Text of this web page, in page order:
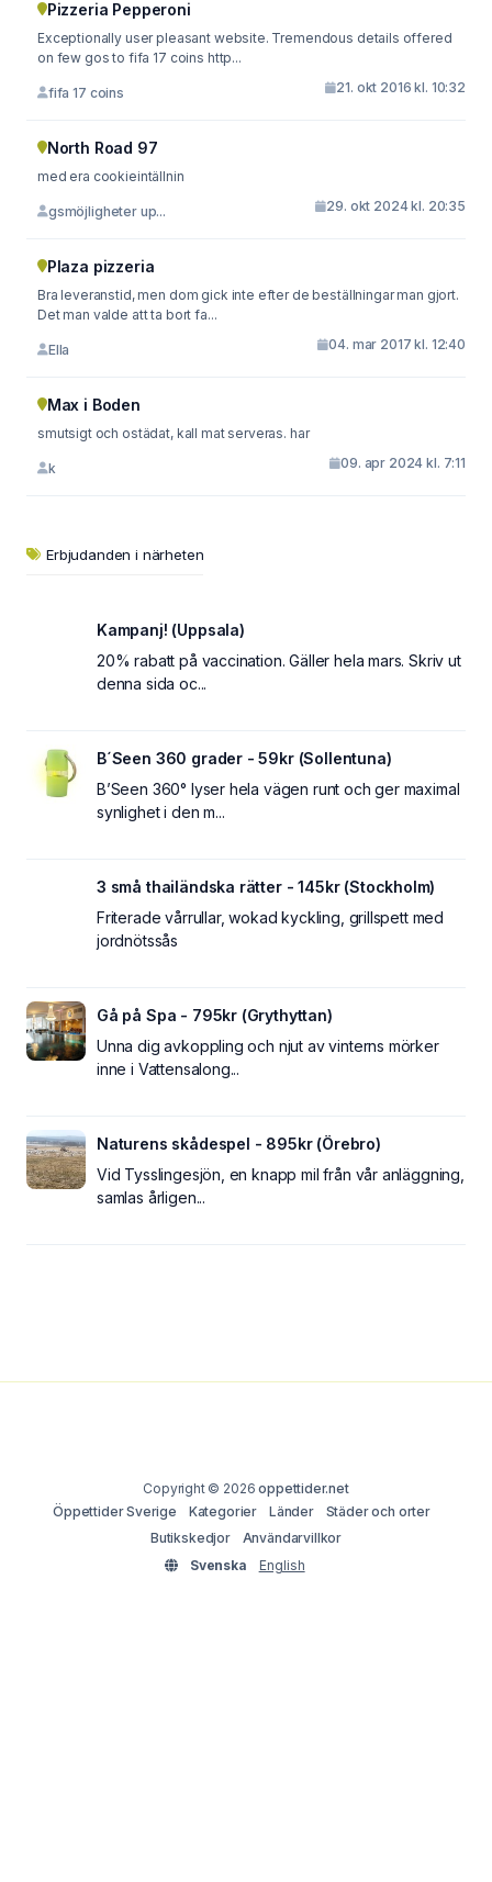
Pizzeria Pepperoni
Exceptionally user pleasant website. Tremendous details offered
on few gos to fifa 17 coins http...
fifa 17 coins 21. okt 2016 kl. 10:32
North Road 97
med era cookieintällnin
gsmöjligheter up... 29. okt 2024 kl. 20:35
Plaza pizzeria
Bra leveranstid, men dom gick inte efter de beställningar man gjort.
Det man valde att ta bort fa...
Ella 04. mar 2017 kl. 12:40
Max i Boden
smutsigt och ostädat, kall mat serveras. har
k 09. apr 2024 kl. 7:11
Erbjudanden i närheten
Kampanj! (Uppsala)
20% rabatt på vaccination. Gäller hela mars. Skriv ut
denna sida oc...
B´Seen 360 grader - 59kr (Sollentuna)
B’Seen 360° lyser hela vägen runt och ger maximal
synlighet i den m...
3 små thailändska rätter - 145kr (Stockholm)
Friterade vårrullar, wokad kyckling, grillspett med
jordnötssås
Gå på Spa - 795kr (Grythyttan)
Unna dig avkoppling och njut av vinterns mörker
inne i Vattensalong...
Naturens skådespel - 895kr (Örebro)
Vid Tysslingesjön, en knapp mil från vår anläggning,
samlas årligen...
Copyright © 2026oppettider.net
Öppettider Sverige
Kategorier Länder
Städer och orter
Butikskedjor
Användarvillkor
Svenska
English